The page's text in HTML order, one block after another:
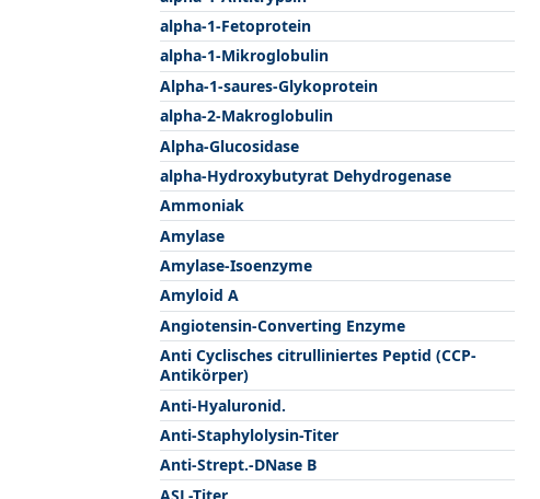
alpha-1-Fetoprotein
alpha-1-Mikroglobulin
Alpha-1-saures-Glykoprotein
alpha-2-Makroglobulin
Alpha-Glucosidase
alpha-Hydroxybutyrat Dehydrogenase
Ammoniak
Amylase
Amylase-Isoenzyme
Amyloid A
Angiotensin-Converting Enzyme
Anti Cyclisches citrulliniertes Peptid (CCP-
Antikörper)
Anti-Hyaluronid.
Anti-Staphylolysin-Titer
Anti-Strept.-DNase B
ASL-Titer